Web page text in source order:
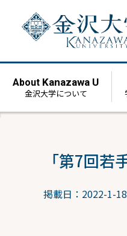
About Kanazawa U
金沢大学について
「第7回
掲載日：2022-1-18